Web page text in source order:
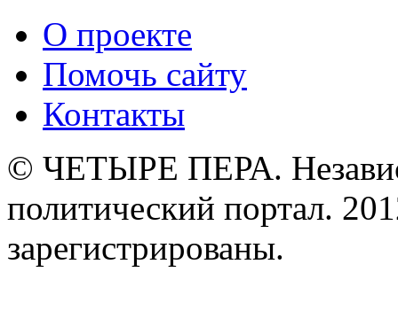
О проекте
Помочь сайту
Контакты
© ЧЕТЫРЕ ПЕРА.
политический портал.
зарегистрированы.